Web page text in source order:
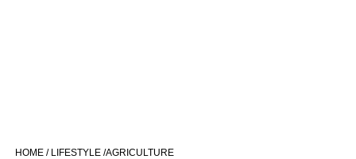
HOME / LIFESTYLE /AGRICULTURE